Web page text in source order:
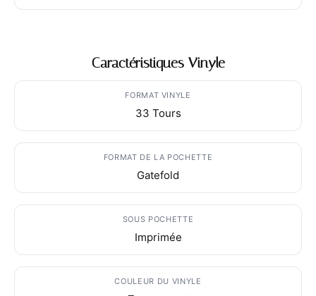
Caractéristiques Vinyle
FORMAT VINYLE
33 Tours
FORMAT DE LA POCHETTE
Gatefold
SOUS POCHETTE
Imprimée
COULEUR DU VINYLE